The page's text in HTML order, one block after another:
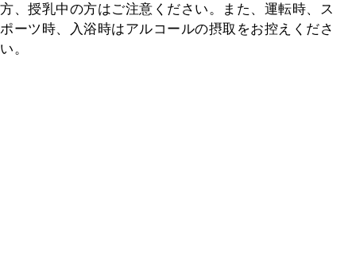
方、授乳中の方はご注意ください。また、運転時、ス
ポーツ時、入浴時はアルコールの摂取をお控えくださ
い。